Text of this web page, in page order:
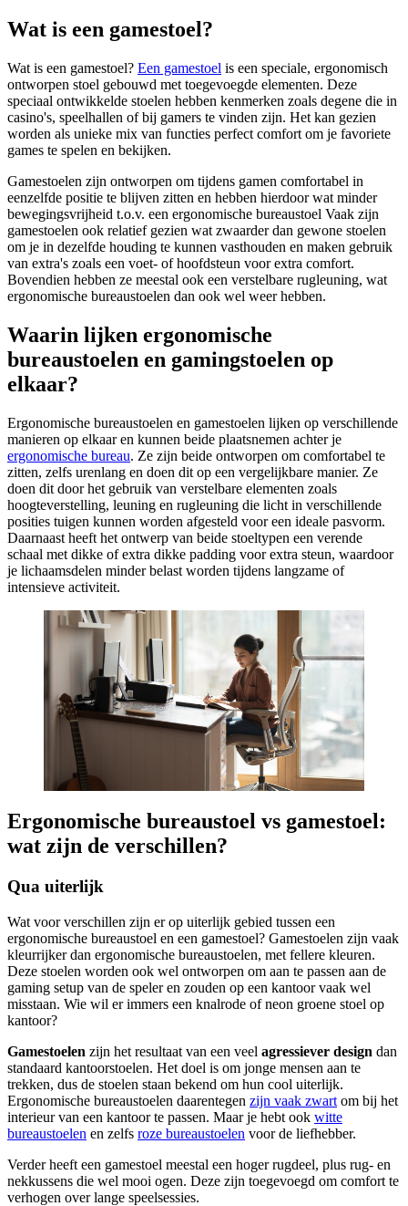
Wat is een gamestoel?
Wat is een gamestoel? Een gamestoel is een speciale, ergonomisch
ontworpen stoel gebouwd met toegevoegde elementen. Deze
speciaal ontwikkelde stoelen hebben kenmerken zoals degene die in
casino's, speelhallen of bij gamers te vinden zijn. Het kan gezien
worden als unieke mix van functies perfect comfort om je favoriete
games te spelen en bekijken.
Gamestoelen zijn ontworpen om tijdens gamen comfortabel in
eenzelfde positie te blijven zitten en hebben hierdoor wat minder
bewegingsvrijheid t.o.v. een ergonomische bureaustoel Vaak zijn
gamestoelen ook relatief gezien wat zwaarder dan gewone stoelen
om je in dezelfde houding te kunnen vasthouden en maken gebruik
van extra's zoals een voet- of hoofdsteun voor extra comfort.
Bovendien hebben ze meestal ook een verstelbare rugleuning, wat
ergonomische bureaustoelen dan ook wel weer hebben.
Waarin lijken ergonomische
bureaustoelen en gamingstoelen op
elkaar?
Ergonomische bureaustoelen en gamestoelen lijken op verschillende
manieren op elkaar en kunnen beide plaatsnemen achter je
ergonomische bureau. Ze zijn beide ontworpen om comfortabel te
zitten, zelfs urenlang en doen dit op een vergelijkbare manier. Ze
doen dit door het gebruik van verstelbare elementen zoals
hoogteverstelling, leuning en rugleuning die licht in verschillende
posities tuigen kunnen worden afgesteld voor een ideale pasvorm.
Daarnaast heeft het ontwerp van beide stoeltypen een verende
schaal met dikke of extra dikke padding voor extra steun, waardoor
je lichaamsdelen minder belast worden tijdens langzame of
intensieve activiteit.
Ergonomische bureaustoel vs gamestoel:
wat zijn de verschillen?
Qua uiterlijk
Wat voor verschillen zijn er op uiterlijk gebied tussen een
ergonomische bureaustoel en een gamestoel? Gamestoelen zijn vaak
kleurrijker dan ergonomische bureaustoelen, met fellere kleuren.
Deze stoelen worden ook wel ontworpen om aan te passen aan de
gaming setup van de speler en zouden op een kantoor vaak wel
misstaan. Wie wil er immers een knalrode of neon groene stoel op
kantoor?
Gamestoelen zijn het resultaat van een veel agressiever design dan
standaard kantoorstoelen. Het doel is om jonge mensen aan te
trekken, dus de stoelen staan bekend om hun cool uiterlijk.
Ergonomische bureaustoelen daarentegen zijn vaak zwart om bij het
interieur van een kantoor te passen. Maar je hebt ook witte
bureaustoelen en zelfs roze bureaustoelen voor de liefhebber.
Verder heeft een gamestoel meestal een hoger rugdeel, plus rug- en
nekkussens die wel mooi ogen. Deze zijn toegevoegd om comfort te
verhogen over lange speelsessies.